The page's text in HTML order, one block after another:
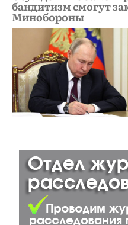
бандитизм смогут
Минобороны